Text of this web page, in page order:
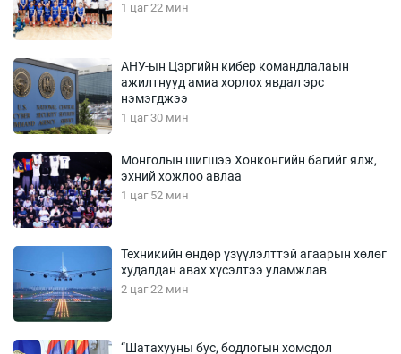
1 цаг 22 мин
АНУ-ын Цэргийн кибер командлалаын
ажилтнууд амиа хорлох явдал эрс
нэмэгджээ
1 цаг 30 мин
Монголын шигшээ Хонконгийн багийг ялж,
эхний хожлоо авлаа
1 цаг 52 мин
Техникийн өндөр үзүүлэлттэй агаарын хөлөг
худалдан авах хүсэлтээ уламжлав
2 цаг 22 мин
“Шатахууны бус, бодлогын хомсдол